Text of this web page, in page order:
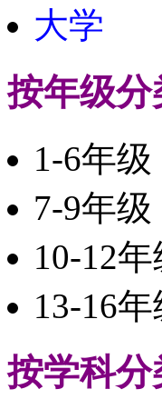
大学
按年级分
1-6年级
7-9年级
10-12
13-16
按学科分